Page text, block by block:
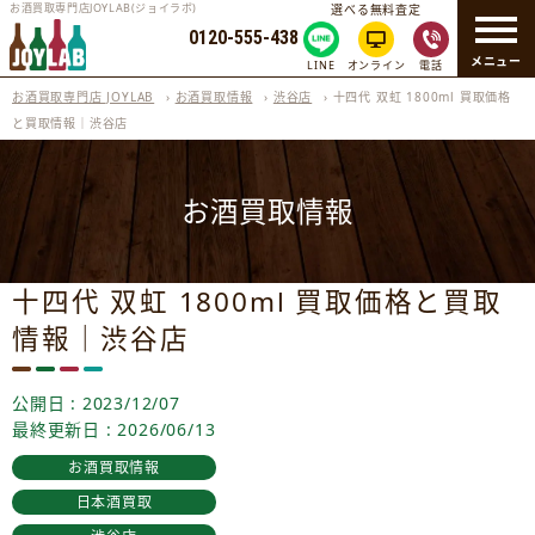
メニュー
お酒買取専門店JOYLAB(ジョイラボ)
0120-555-438
選べる無料査定
LINE オンライン 電話
お酒買取専門店 JOYLAB › お酒買取情報 › 渋谷店 › 十四代 双虹 1800ml 買取価格
と買取情報｜渋谷店
お酒買取情報
十四代 双虹 1800ml 買取価格と買取
情報｜渋谷店
公開日 : 2023/12/07
最終更新日 : 2026/06/13
お酒買取情報
日本酒買取